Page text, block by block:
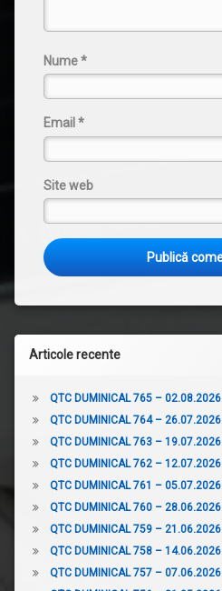
Nume*
Email *
Site web
Articole recente
QTC DUMINICAL 765 – 02.08.2026
QTC DUMINICAL 764 – 26.07.2026
QTC DUMINICAL 763 – 19.07.2026
QTC DUMINICAL 762 – 12.07.2026
QTC DUMINICAL 761 – 05.07.2026
QTC DUMINICAL 760 – 28.06.2026
QTC DUMINICAL 759 – 21.06.2026
QTC DUMINICAL 758 – 14.06.2026
QTC DUMINICAL 757 – 07.06.2026